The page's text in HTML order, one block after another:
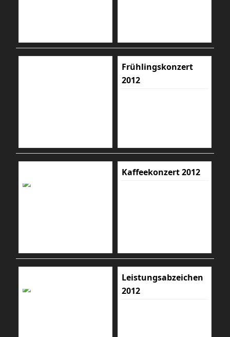
Frühlingskonzert
2012
Kaffeekonzert 2012
Leistungsabzeichen
2012